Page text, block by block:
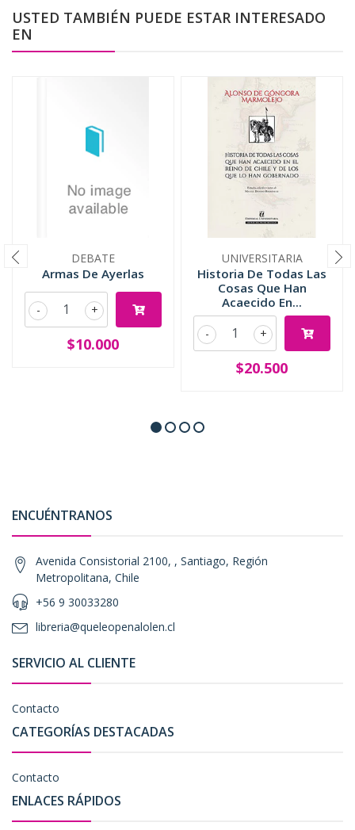
USTED TAMBIÉN PUEDE ESTAR INTERESADO
EN
DEBATE
Armas De Ayerlas
+
-
$10.000
UNIVERSITARIA
Historia De Todas Las
Cosas Que Han
Acaecido En...
+
-
$20.500
ENCUÉNTRANOS
Avenida Consistorial 2100, , Santiago, Región
Metropolitana, Chile
+56 9 30033280
libreria@queleopenalolen.cl
SERVICIO AL CLIENTE
Contacto
CATEGORÍAS DESTACADAS
Contacto
ENLACES RÁPIDOS